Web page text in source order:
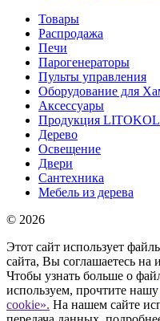
Товары
Распродажа
Печи
Парогенераторы
Пульты управления
Оборудование для
Аксессуары
Продукция LITOKOL
Дерево
Освещение
Двери
Сантехника
Мебель из дерева
© 2026
Этот сайт использует
сайта, Вы соглашаетесь на
Чтобы узнать больше о
используем, прочтите нашу
cookie». На нашем сайте